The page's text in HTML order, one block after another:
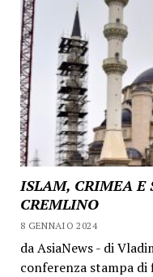
ISLAM, CRIMEA E
CREMLINO
8 GENNAIO 2024
da AsiaNews - di
conferenza stampa di